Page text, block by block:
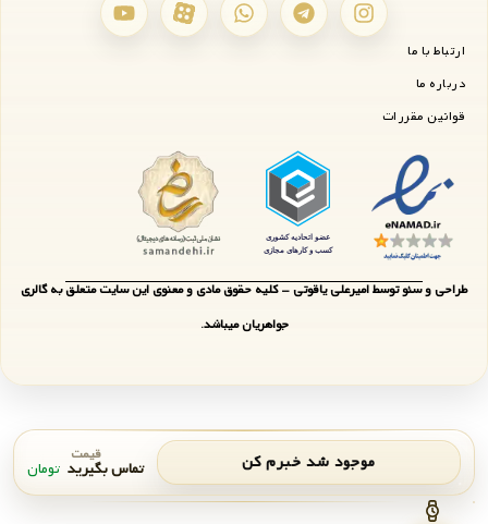
موجود شد خبرم کن قیمت
تماس بگیرید تومان
ارتباط با ما
درباره ما
قوانین مقررات
طراحی و سئو توسط امیرعلی یاقوتی - کلیه حقوق مادی و معنوی این سایت متعلق به گالری
جواهریان میباشد.